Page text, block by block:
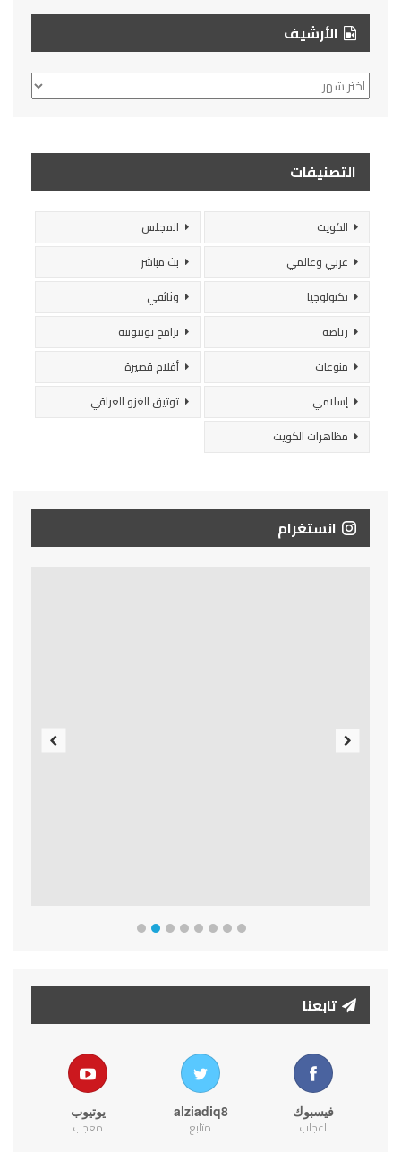
الأرشيف
الأرشيف
التصنيفات
الكويت
المجلس
عربي وعالمي
بث مباشر
تكنولوجيا
وثائقي
رياضة
برامج يوتيوبية
منوعات
أفلام قصيرة
إسلامي
توثيق الغزو العراقي
مظاهرات الكويت
انستغرام
تابعنا
فيسبوك
اعجاب
alziadiq8
متابع
يوتيوب
معجب